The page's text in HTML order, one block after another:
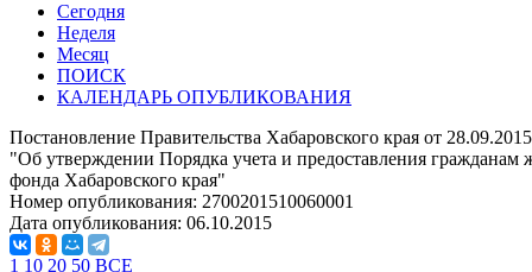
Сегодня
Неделя
Месяц
ПОИСК
КАЛЕНДАРЬ ОПУБЛИКОВАНИЯ
Постановление Правительства Хабаровского края от
"Об утверждении Порядка учета и предоставления
фонда Хабаровского края"
Номер опубликования: 2700201510060001
Дата опубликования: 06.10.2015
1 10 20 50 ВСЕ